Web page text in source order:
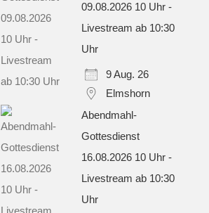
09.08.2026 10 Uhr -
Livestream ab 10:30
Uhr
9 Aug. 26
Elmshorn
Abendmahl-
Gottesdienst
16.08.2026 10 Uhr -
Livestream ab 10:30
Uhr